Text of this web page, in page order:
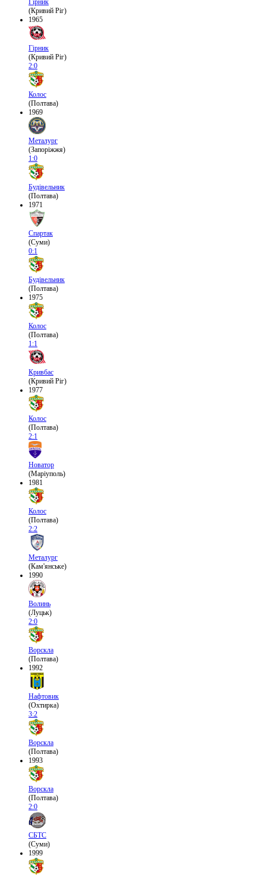
Гірник
(Кривий Ріг)
1965
Гірник
(Кривий Ріг)
2:0
Колос
(Полтава)
1969
Металург
(Запоріжжя)
1:0
Будівельник
(Полтава)
1971
Спартак
(Суми)
0:1
Будівельник
(Полтава)
1975
Колос
(Полтава)
1:1
Кривбас
(Кривий Ріг)
1977
Колос
(Полтава)
2:1
Новатор
(Маріуполь)
1981
Колос
(Полтава)
2:2
Металург
(Кам'янське)
1990
Волинь
(Луцьк)
2:0
Ворскла
(Полтава)
1992
Нафтовик
(Охтирка)
3:2
Ворскла
(Полтава)
1993
Ворскла
(Полтава)
2:0
СБТС
(Суми)
1999